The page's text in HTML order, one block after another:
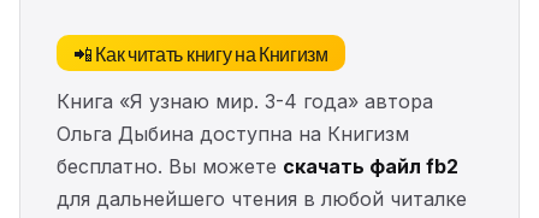
📲 Как читать книгу на Книгизм
Книга «Я узнаю мир. 3-4 года» автора
Ольга Дыбина доступна на Книгизм
бесплатно. Вы можете скачать файл fb2
для дальнейшего чтения в любой читалке